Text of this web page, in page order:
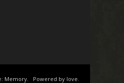
Memory. Powered by love.